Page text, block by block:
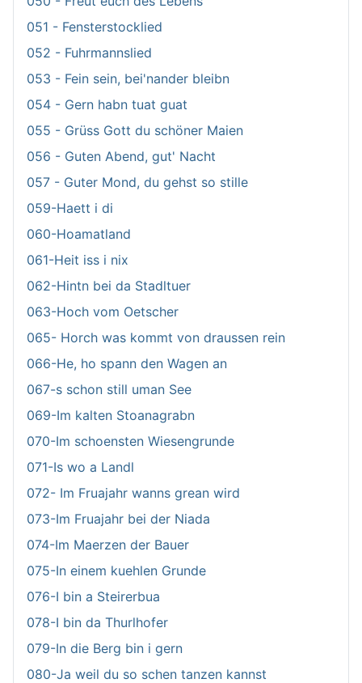
051 - Fensterstocklied
052 - Fuhrmannslied
053 - Fein sein, bei'nander bleibn
054 - Gern habn tuat guat
055 - Grüss Gott du schöner Maien
056 - Guten Abend, gut' Nacht
057 - Guter Mond, du gehst so stille
059-Haett i di
060-Hoamatland
061-Heit iss i nix
062-Hintn bei da Stadltuer
063-Hoch vom Oetscher
065- Horch was kommt von draussen rein
066-He, ho spann den Wagen an
067-s schon still uman See
069-Im kalten Stoanagrabn
070-Im schoensten Wiesengrunde
071-Is wo a Landl
072- Im Fruajahr wanns grean wird
073-Im Fruajahr bei der Niada
074-Im Maerzen der Bauer
075-In einem kuehlen Grunde
076-I bin a Steirerbua
078-I bin da Thurlhofer
079-In die Berg bin i gern
080-Ja weil du so schen tanzen kannst